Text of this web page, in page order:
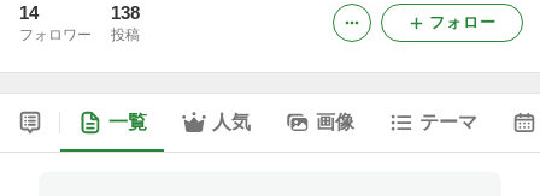
14
フォロワー
138
投稿
フォロー
一覧 人気 画像 テーマ